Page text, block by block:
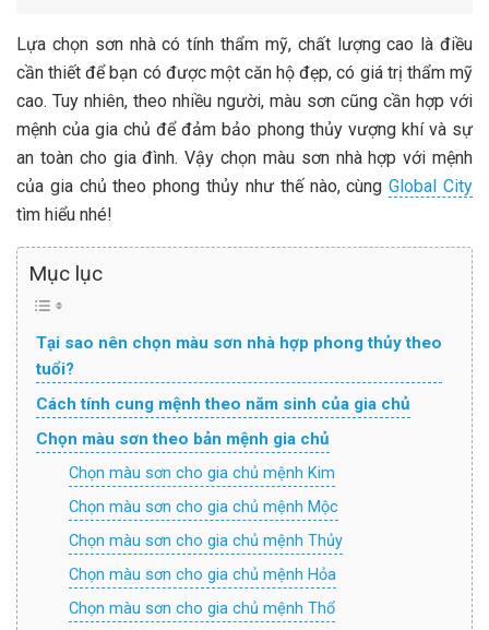
Lựa chọn sơn nhà có tính thẩm mỹ, chất lượng cao là điều
cần thiết để bạn có được một căn hộ đẹp, có giá trị thẩm mỹ
cao. Tuy nhiên, theo nhiều người, màu sơn cũng cần hợp với
mệnh của gia chủ để đảm bảo phong thủy vượng khí và sự
an toàn cho gia đình. Vậy chọn màu sơn nhà hợp với mệnh
của gia chủ theo phong thủy như thế nào, cùngGlobal City
tìm hiểu nhé!
Mục lục
Tại sao nên chọn màu sơn nhà hợp phong thủy theo
tuổi?
Cách tính cung mệnh theo năm sinh của gia chủ
Chọn màu sơn theo bản mệnh gia chủ
Chọn màu sơn cho gia chủ mệnh Kim
Chọn màu sơn cho gia chủ mệnh Mộc
Chọn màu sơn cho gia chủ mệnh Thủy
Chọn màu sơn cho gia chủ mệnh Hỏa
Chọn màu sơn cho gia chủ mệnh Thổ